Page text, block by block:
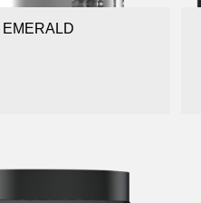
EMERALD